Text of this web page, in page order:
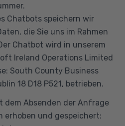
Chatbots speichern wir
die Sie uns im Rahmen
Chatbot wird in unserem
Ireland Operations Limited
South County Business
18 D18 P521, betrieben.
dem Absenden der Anfrage
erhoben und gespeichert: